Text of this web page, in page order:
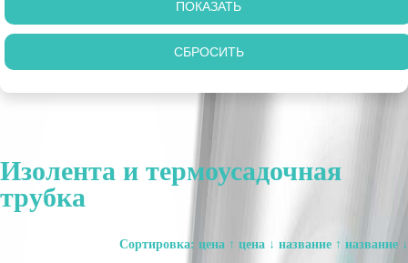
Изолента и термоусадочная
трубка
Сортировка: цена ↑ цена ↓ название ↑ название ↓